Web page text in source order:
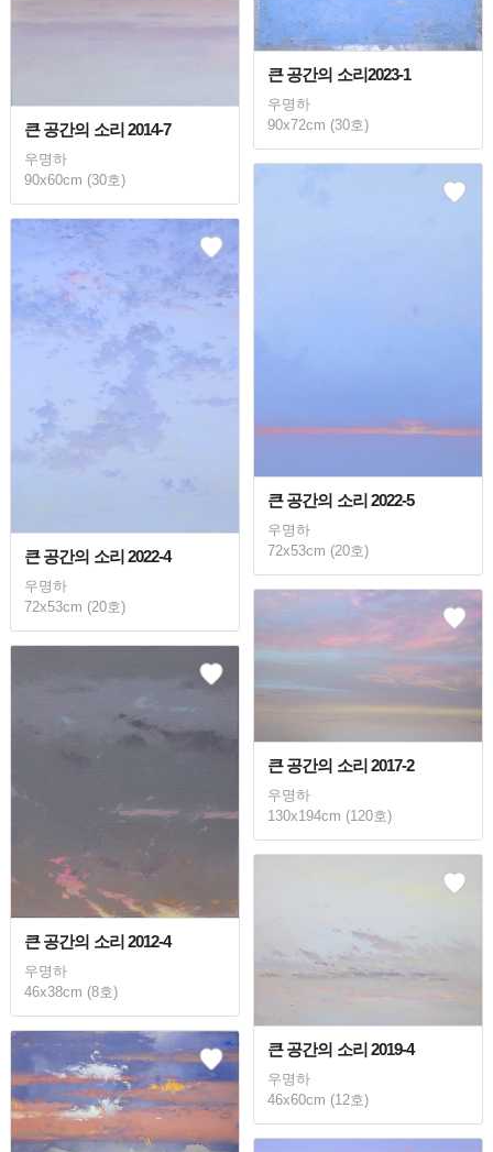
큰 공간의 소리 2014-7
우명하
90x60cm (30호)
큰 공간의 소리2023-1
우명하
90x72cm (30호)
큰 공간의 소리 2022-5
우명하
72x53cm (20호)
큰 공간의 소리 2022-4
우명하
72x53cm (20호)
큰 공간의 소리 2017-2
우명하
130x194cm (120호)
큰 공간의 소리 2012-4
우명하
46x38cm (8호)
큰 공간의 소리 2019-4
우명하
46x60cm (12호)